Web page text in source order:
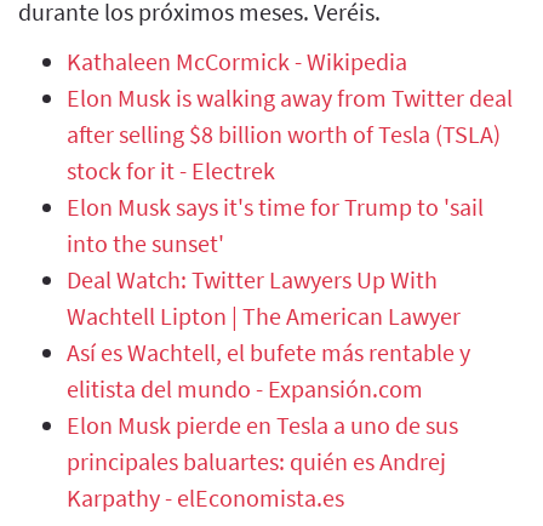
durante los próximos meses. Veréis.
Kathaleen McCormick - Wikipedia
Elon Musk is walking away from Twitter deal
after selling $8 billion worth of Tesla (TSLA)
stock for it - Electrek
Elon Musk says it's time for Trump to 'sail
into the sunset'
Deal Watch: Twitter Lawyers Up With
Wachtell Lipton | The American Lawyer
Así es Wachtell, el bufete más rentable y
elitista del mundo - Expansión.com
Elon Musk pierde en Tesla a uno de sus
principales baluartes: quién es Andrej
Karpathy - elEconomista.es